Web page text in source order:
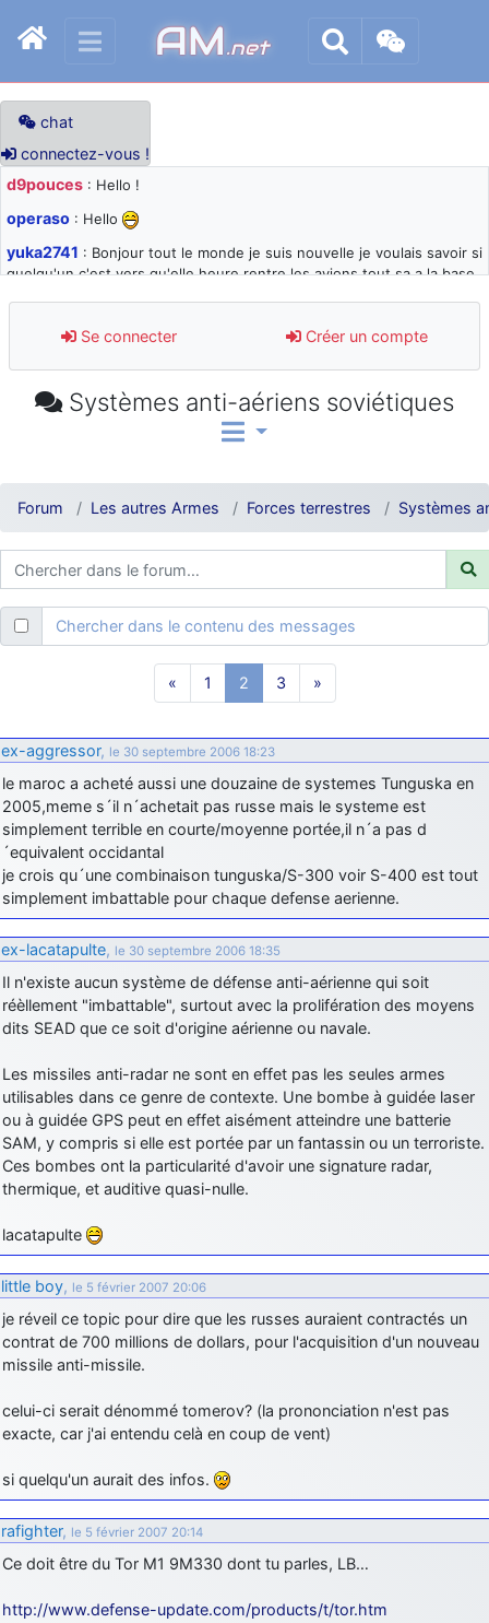
AM.net
chat
connectez-vous !
d9pouces : Hello !
operaso : Hello
yuka2741 : Bonjour tout le monde je suis nouvelle je voulais savoir si
quelqu'un c'est vers qu'elle heure rentre les avions tout sa a la base
d9pouces: désolé pour les quelques blocages du site ces derniers
jours : je teste des méthodes contre le spam et les bots trop nocifs
paxwax : Super, la nouvelle bannière
d9pouces : ouakamois > si tu parles du sujet sur l'Armée de l'Air,
moi et quelques avions n'ont pas les mêmes noms qu'aujourd'hui
ouakamois
quelques images du Pays Basque vous auront plu ; Agur…
: Je me rattraperai à la Ferté samedi
: Malheureusement nonun peu trop loin pour moi !
fox_50: Bonjour, certains parmis vous étaient-ils présent au
meeting de Lann Bihoué de 2026 ?
cachée dans les pins: Coucou et excellente année 2026 à tous et
au site!
jericho: Bonne année et tous mes meilleurs voeux à tous pour
2026 !
little boy: je vous souhaite un bon réveillon pour cette nouvelle
année!
jericho: Merci D9pouces, à mon tour de souhaiter un Joyeux Noël
et de bonnes fêtes de fin d'année.
d9pouces : Joyeux Noël à tous !
comme le Prytanée dans la Sarthe, ça ne peut pas faire de mal !
d9pouces: C'est plutôt après le lycée, voire après une prépa
scientifique, tu as donc encore un peu de temps devant toi
yaellerigolow: bonjour a tous je suis un élève de première
passionnée par l'aviation militaire , pourrais je savoir que faire après
le lycée pour s'orienter et pouvoir devenir officier de l'armée de l'air?
d9pouces : lesquels, par exemple ?
mahmoud
les photo des anciens appareils de l'armée de l'air de la haute -volta
d9pouces : Ça me casse quand même bien les pieds, j’avoue
jericho: Pour moi tout est à nouveau OK dirait-on… Merci à toi.
au passage !
d9pouces: j'ai trouvé un palliatif un peu violent, mais ça devrait aller
d9pouces
: cette fois, c'est le Brésil et Singapour qui mettent le site
par terre
jericho: Ah ben je peux te confirmer que j'étais resté dans le filtre…
d9pouces: Désolé ! Mon filtrage a été un peu trop violent
Se connecter Créer un compte
Systèmes anti-aériens soviétiques
Forum Les autres Armes Forces terrestres Systèmes
Chercher dans le contenu des messages
« 1 2 3 »
ex-aggressor, le 30 septembre 2006 18:23
le maroc a acheté aussi une douzaine de systemes Tunguska en
2005,meme s´il n´achetait pas russe mais le systeme est
simplement terrible en courte/moyenne portée,il n´a pas d
´equivalent occidantal
je crois qu´une combinaison tunguska/S-300 voir S-400 est tout
simplement imbattable pour chaque defense aerienne.
ex-lacatapulte, le 30 septembre 2006 18:35
Il n'existe aucun système de défense anti-aérienne qui soit
réèllement "imbattable", surtout avec la prolifération des moyens
dits SEAD que ce soit d'origine aérienne ou navale.
Les missiles anti-radar ne sont en effet pas les seules armes
utilisables dans ce genre de contexte. Une bombe à guidée laser
ou à guidée GPS peut en effet aisément atteindre une batterie
SAM, y compris si elle est portée par un fantassin ou un terroriste.
Ces bombes ont la particularité d'avoir une signature radar,
thermique, et auditive quasi-nulle.
lacatapulte
little boy, le 5 février 2007 20:06
je réveil ce topic pour dire que les russes auraient contractés un
contrat de 700 millions de dollars, pour l'acquisition d'un nouveau
missile anti-missile.
celui-ci serait dénommé tomerov? (la prononciation n'est pas
exacte, car j'ai entendu celà en coup de vent)
si quelqu'un aurait des infos.
rafighter, le 5 février 2007 20:14
Ce doit être du Tor M1 9M330 dont tu parles, LB…
http://www.defense-update.com/products/t/tor.htm